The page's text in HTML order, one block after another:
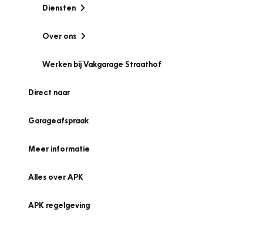
Diensten
Over ons
Werken bij Vakgarage Straathof
Direct naar
Garageafspraak
Meer informatie
Alles over APK
APK regelgeving